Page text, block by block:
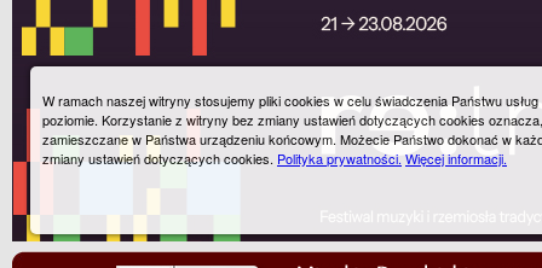
W ramach naszej witryny stosujemy pliki cookies w celu świadczenia Państwu
poziomie. Korzystanie z witryny bez zmiany ustawień dotyczących cookies
zamieszczane w Państwa urządzeniu końcowym. Możecie Państwo dokonać w
zmiany ustawień dotyczących cookies. Polityka prywatności.Więcej informacji.